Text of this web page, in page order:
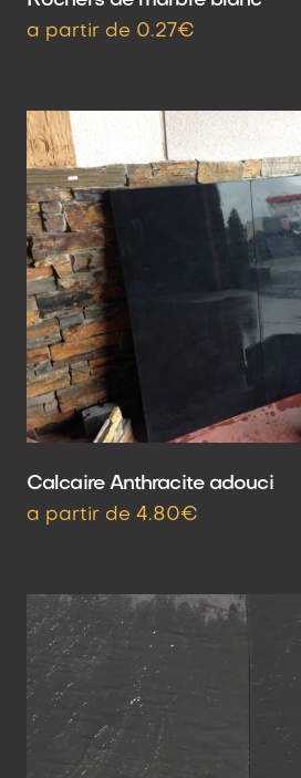
a partir de 0.27€
Calcaire Anthracite adouci
a partir de 4.80€